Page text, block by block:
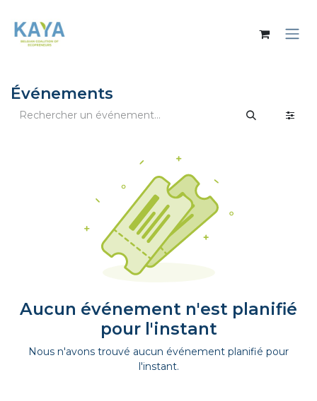
Événements
Aucun événement n'est planifié
pour l'instant
Nous n'avons trouvé aucun événement planifié pour
l'instant.